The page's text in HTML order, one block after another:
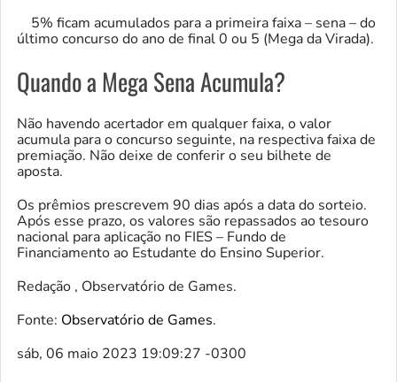
5% ficam acumulados para a primeira faixa – sena – do
último concurso do ano de final 0 ou 5 (Mega da Virada).
Quando a Mega Sena Acumula?
Não havendo acertador em qualquer faixa, o valor
acumula para o concurso seguinte, na respectiva faixa de
premiação. Não deixe de conferir o seu bilhete de
aposta.
Os prêmios prescrevem 90 dias após a data do sorteio.
Após esse prazo, os valores são repassados ao tesouro
nacional para aplicação no FIES – Fundo de
Financiamento ao Estudante do Ensino Superior.
Redação , Observatório de Games.
Fonte: Observatório de Games.
sáb, 06 maio 2023 19:09:27 -0300